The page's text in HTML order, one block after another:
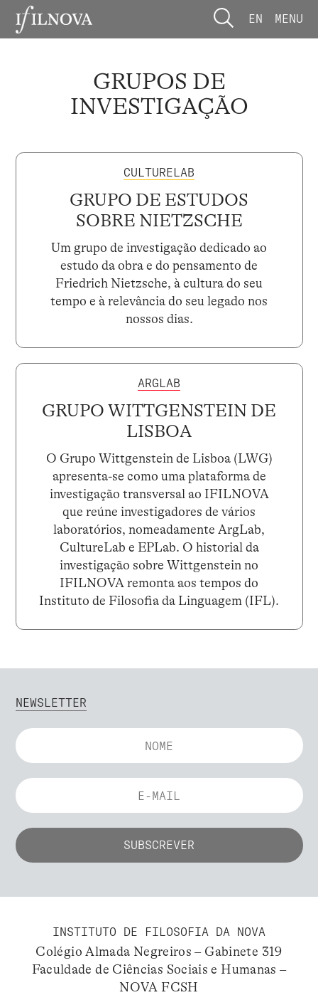
EN MENU
GRUPOS DE
INVESTIGAÇÃO
CULTURELAB
GRUPO DE ESTUDOS
SOBRE NIETZSCHE
Um grupo de investigação dedicado ao
estudo da obra e do pensamento de
Friedrich Nietzsche, à cultura do seu
tempo e à relevância do seu legado nos
nossos dias.
ARGLAB
GRUPO WITTGENSTEIN DE
LISBOA
O Grupo Wittgenstein de Lisboa (LWG)
apresenta-se como uma plataforma de
investigação transversal ao IFILNOVA
que reúne investigadores de vários
laboratórios, nomeadamente ArgLab,
CultureLab e EPLab. O historial da
investigação sobre Wittgenstein no
IFILNOVA remonta aos tempos do
Instituto de Filosofia da Linguagem (IFL).
NEWSLETTER
INSTITUTO DE FILOSOFIA DA NOVA
Colégio Almada Negreiros – Gabinete 319
Faculdade de Ciências Sociais e Humanas –
NOVA FCSH